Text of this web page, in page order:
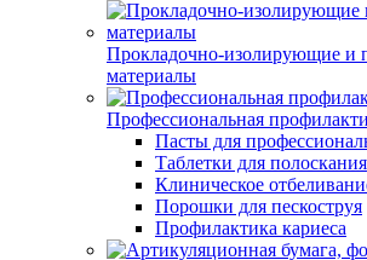
Прокладочно-изолирующие и
материалы
Профессиональная
Пасты для
Таблетки для полоскания
Клиническое
Порошки для пескоструя
Профилактика кариеса